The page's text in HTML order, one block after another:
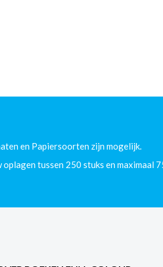
en Papiersoorten zijn mogelijk.
oplagen tussen 250 stuks en maximaal